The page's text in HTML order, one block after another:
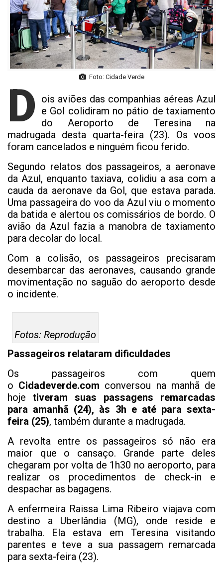
Foto: Cidade Verde
D ois aviões das companhias aéreas Azul
e Gol colidiram no pátio de taxiamento
do Aeroporto de Teresina na
madrugada desta quarta-feira (23). Os voos
foram cancelados e ninguém ficou ferido.
Segundo relatos dos passageiros, a aeronave
da Azul, enquanto taxiava, colidiu a asa com a
cauda da aeronave da Gol, que estava parada.
Uma passageira do voo da Azul viu o momento
da batida e alertou os comissários de bordo. O
avião da Azul fazia a manobra de taxiamento
para decolar do local.
Com a colisão, os passageiros precisaram
desembarcar das aeronaves, causando grande
movimentação no saguão do aeroporto desde
o incidente.
Fotos: Reprodução
Passageiros relataram dificuldades
Os passageiros com quem
o Cidadeverde.com conversou na manhã de
hoje tiveram suas passagens remarcadas
para amanhã (24), às 3h e até para sexta-
feira (25), também durante a madrugada.
A revolta entre os passageiros só não era
maior que o cansaço. Grande parte deles
chegaram por volta de 1h30 no aeroporto, para
realizar os procedimentos de check-in e
despachar as bagagens.
A enfermeira Raissa Lima Ribeiro viajava com
destino a Uberlândia (MG), onde reside e
trabalha. Ela estava em Teresina visitando
parentes e teve a sua passagem remarcada
para sexta-feira (23).